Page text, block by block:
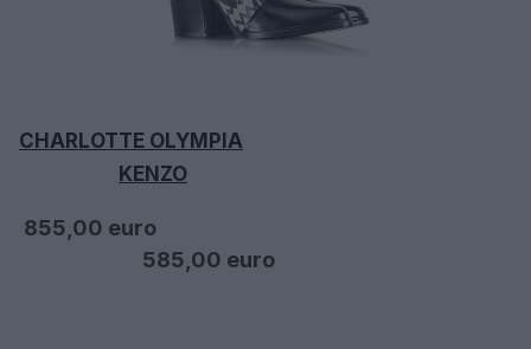
CH ARLOTTE OLYMPIA
KENZO
855,00 euro
585,00 euro